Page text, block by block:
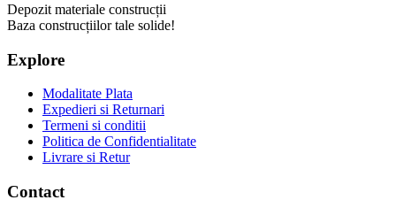
Depozit materiale construcții
Baza construcțiilor tale solide!
Explore
Modalitate Plata
Expedieri si Returnari
Termeni si conditii
Politica de Confidentialitate
Livrare si Retur
Contact